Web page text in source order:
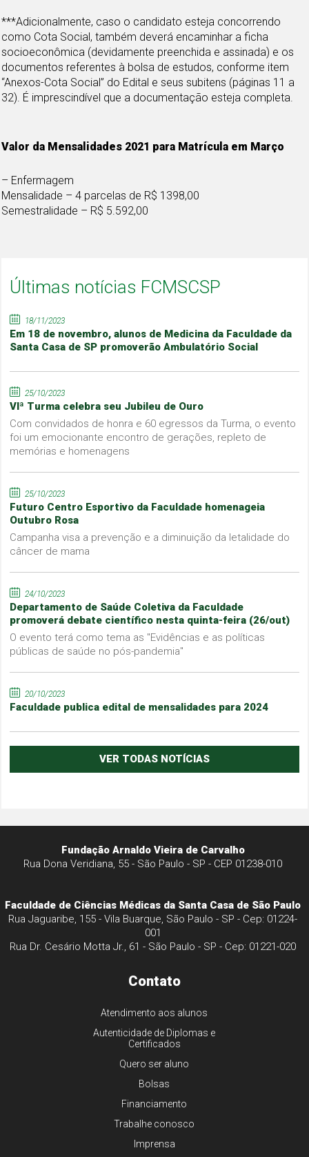
***Adicionalmente, caso o candidato esteja concorrendo
como Cota Social, também deverá encaminhar a ficha
socioeconômica (devidamente preenchida e assinada) e os
documentos referentes à bolsa de estudos, conforme item
“Anexos-Cota Social” do Edital e seus subitens (páginas 11 a
32). É imprescindível que a documentação esteja completa.
Valor da Mensalidades 2021 para Matrícula em Março
– Enfermagem
Mensalidade – 4 parcelas de R$ 1398,00
Semestralidade – R$ 5.592,00
Últimas notícias FCMSCSP
18/11/2023
Em 18 de novembro, alunos de Medicina da Faculdade da
Santa Casa de SP promoverão Ambulatório Social
25/10/2023
VIª Turma celebra seu Jubileu de Ouro
Com convidados de honra e 60 egressos da Turma, o evento
foi um emocionante encontro de gerações, repleto de
memórias e homenagens
25/10/2023
Futuro Centro Esportivo da Faculdade homenageia
Outubro Rosa
Campanha visa a prevenção e a diminuição da letalidade do
câncer de mama
24/10/2023
Departamento de Saúde Coletiva da Faculdade
promoverá debate científico nesta quinta-feira (26/out)
O evento terá como tema as "Evidências e as políticas
públicas de saúde no pós-pandemia"
20/10/2023
Faculdade publica edital de mensalidades para 2024
VER TODAS NOTÍCIAS
Fundação Arnaldo Vieira de Carvalho
Rua Dona Veridiana, 55 - São Paulo - SP - CEP 01238-010
Faculdade de Ciências Médicas da Santa Casa de São Paulo
Rua Jaguaribe, 155 - Vila Buarque, São Paulo - SP - Cep: 01224-
001
Rua Dr. Cesário Motta Jr., 61 - São Paulo - SP - Cep: 01221-020
Contato
Atendimento aos alunos
Autenticidade de Diplomas e
Certificados
Quero ser aluno
Bolsas
Financiamento
Trabalhe conosco
Imprensa